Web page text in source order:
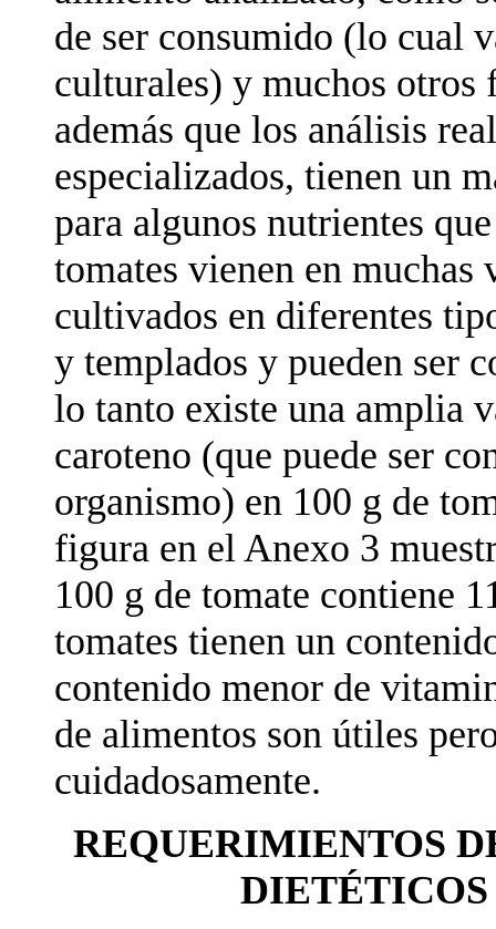
de ser consumido (lo cual
culturales) y muchos otros
además que los análisis
especializados, tienen un
para algunos nutrientes
tomates vienen en muchas
cultivados en diferentes
y templados y pueden ser
lo tanto existe una amplia
caroteno (que puede ser
organismo) en 100 g de
figura en el Anexo 3
100 g de tomate contiene
tomates tienen un
contenido menor de
de alimentos son útiles
cuidadosamente.
REQUERIMIENTOS